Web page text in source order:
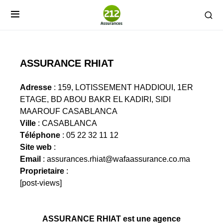
ASSURANCE RHIAT
Adresse : 159, LOTISSEMENT HADDIOUI, 1ER
ETAGE, BD ABOU BAKR EL KADIRI, SIDI
MAAROUF CASABLANCA
Ville : CASABLANCA
Téléphone : 05 22 32 11 12
Site web :
Email : assurances.rhiat@wafaassurance.co.ma
Proprietaire :
[post-views]
ASSURANCE RHIAT est une agence